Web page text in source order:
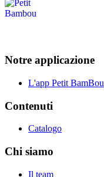
Notre applicazione
L'app Petit BamBou
Contenuti
Catalogo
Chi siamo
Il team